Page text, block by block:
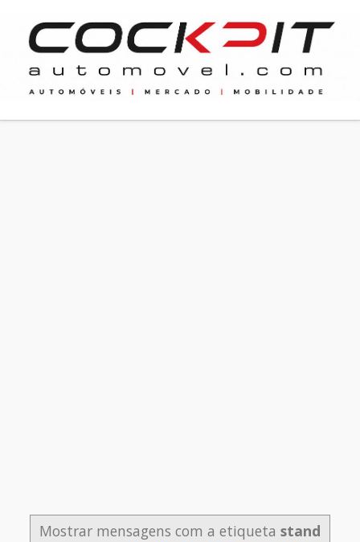
Mostrar mensagens com a etiqueta stand